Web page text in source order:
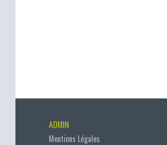
ADMIN
Mentions Légales